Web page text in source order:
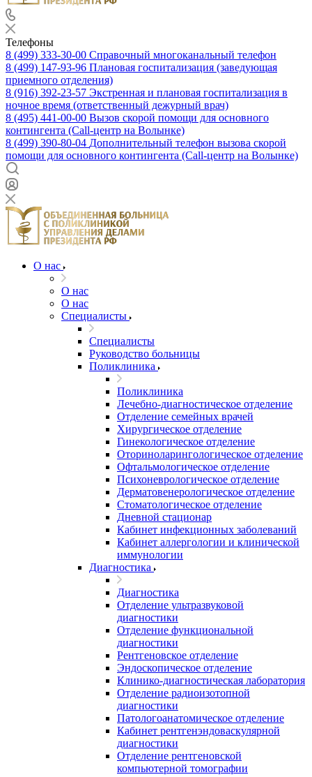
Телефоны
8 (499) 333-30-00 Справочный многоканальный телефон
8 (499) 147-93-96 Плановая госпитализация (заведующая
приемного отделения)
8 (916) 392-23-57 Экстренная и плановая госпитализация в
ночное время (ответственный дежурный врач)
8 (495) 441-00-00 Вызов скорой помощи для основного
контингента (Call-центр на Волынке)
8 (499) 390-80-04 Дополнительный телефон вызова скорой
помощи для основного контингента (Call-центр на Волынке)
О нас
О нас
О нас
Специалисты
Специалисты
Руководство больницы
Поликлиника
Поликлиника
Лечебно-диагностическое отделение
Отделение семейных врачей
Хирургическое отделение
Гинекологическое отделение
Оториноларингологическое отделение
Офтальмологическое отделение
Психоневрологическое отделение
Дерматовенерологическое отделение
Стоматологическое отделение
Дневной стационар
Кабинет инфекционных заболеваний
Кабинет аллергологии и клинической
иммунологии
Диагностика
Диагностика
Отделение ультразвуковой
диагностики
Отделение функциональной
диагностики
Рентгеновское отделение
Эндоскопическое отделение
Клинико-диагностическая лаборатория
Отделение радиоизотопной
диагностики
Патологоанатомическое отделение
Кабинет рентгенэндоваскулярной
диагностики
Отделение рентгеновской
компьютерной томографии